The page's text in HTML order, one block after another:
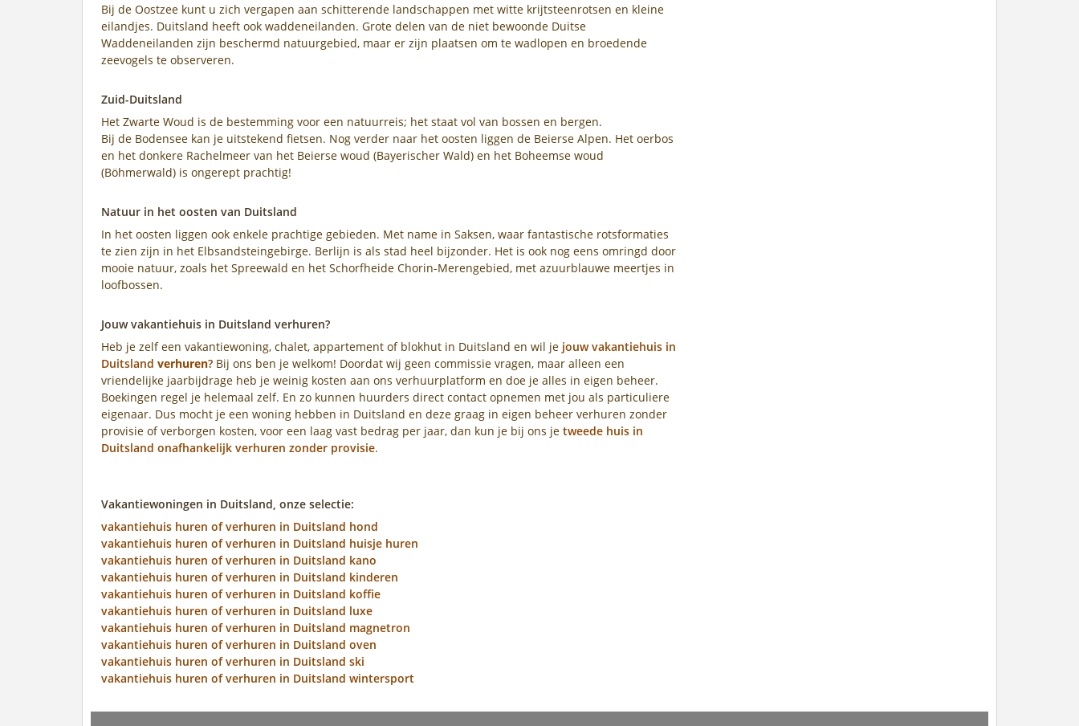
Bij de Oostzee kunt u zich vergapen aan schitterende landschappen met witte krijtsteenrotsen en kleine
eilandjes. Duitsland heeft ook waddeneilanden. Grote delen van de niet bewoonde Duitse
Waddeneilanden zijn beschermd natuurgebied, maar er zijn plaatsen om te wadlopen en broedende
zeevogels te observeren.
Zuid-Duitsland
Het Zwarte Woud is de bestemming voor een natuurreis; het staat vol van bossen en bergen.
Bij de Bodensee kan je uitstekend fietsen. Nog verder naar het oosten liggen de Beierse Alpen. Het oerbos
en het donkere Rachelmeer van het Beierse woud (Bayerischer Wald) en het Boheemse woud
(Böhmerwald) is ongerept prachtig!
Natuur in het oosten van Duitsland
In het oosten liggen ook enkele prachtige gebieden. Met name in Saksen, waar fantastische rotsformaties
te zien zijn in het Elbsandsteingebirge. Berlijn is als stad heel bijzonder. Het is ook nog eens omringd door
mooie natuur, zoals het Spreewald en het Schorfheide Chorin-Merengebied, met azuurblauwe meertjes in
loofbossen.
Jouw vakantiehuis in Duitsland verhuren?
Heb je zelf een vakantiewoning, chalet, appartement of blokhut in Duitsland en wil je jouw vakantiehuis in
Duitsland verhuren? Bij ons ben je welkom! Doordat wij geen commissie vragen, maar alleen een
vriendelijke jaarbijdrage heb je weinig kosten aan ons verhuurplatform en doe je alles in eigen beheer.
Boekingen regel je helemaal zelf. En zo kunnen huurders direct contact opnemen met jou als particuliere
eigenaar. Dus mocht je een woning hebben in Duitsland en deze graag in eigen beheer verhuren zonder
provisie of verborgen kosten, voor een laag vast bedrag per jaar, dan kun je bij ons je tweede huis in
Duitsland onafhankelijk verhuren zonder provisie.
Vakantiewoningen in Duitsland, onze selectie:
vakantiehuis huren of verhuren in Duitsland hond
vakantiehuis huren of verhuren in Duitsland huisje huren
vakantiehuis huren of verhuren in Duitsland kano
vakantiehuis huren of verhuren in Duitsland kinderen
vakantiehuis huren of verhuren in Duitsland koffie
vakantiehuis huren of verhuren in Duitsland luxe
vakantiehuis huren of verhuren in Duitsland magnetron
vakantiehuis huren of verhuren in Duitsland oven
vakantiehuis huren of verhuren in Duitsland ski
vakantiehuis huren of verhuren in Duitsland wintersport